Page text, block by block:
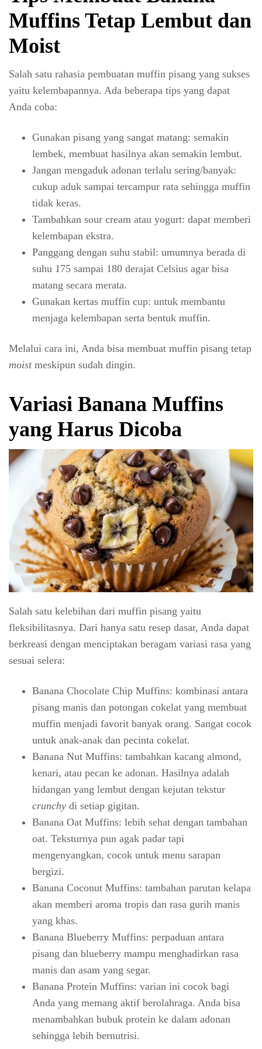
Muffins Tetap Lembut dan
Moist
Salah satu rahasia pembuatan muffin pisang yang sukses
yaitu kelembapannya. Ada beberapa tips yang dapat
Anda coba:
Gunakan pisang yang sangat matang: semakin
lembek, membuat hasilnya akan semakin lembut.
Jangan mengaduk adonan terlalu sering/banyak:
cukup aduk sampai tercampur rata sehingga muffin
tidak keras.
Tambahkan sour cream atau yogurt: dapat memberi
kelembapan ekstra.
Panggang dengan suhu stabil: umumnya berada di
suhu 175 sampai 180 derajat Celsius agar bisa
matang secara merata.
Gunakan kertas muffin cup: untuk membantu
menjaga kelembapan serta bentuk muffin.
Melalui cara ini, Anda bisa membuat muffin pisang tetap
moistmeskipun sudah dingin.
Variasi Banana Muffins
yang Harus Dicoba
Salah satu kelebihan dari muffin pisang yaitu
fleksibilitasnya. Dari hanya satu resep dasar, Anda dapat
berkreasi dengan menciptakan beragam variasi rasa yang
sesuai selera:
Banana Chocolate Chip Muffins: kombinasi antara
pisang manis dan potongan cokelat yang membuat
muffin menjadi favorit banyak orang. Sangat cocok
untuk anak-anak dan pecinta cokelat.
Banana Nut Muffins: tambahkan kacang almond,
kenari, atau pecan ke adonan. Hasilnya adalah
hidangan yang lembut dengan kejutan tekstur
crunchy di setiap gigitan.
Banana Oat Muffins: lebih sehat dengan tambahan
oat. Teksturnya pun agak padar tapi
mengenyangkan, cocok untuk menu sarapan
bergizi.
Banana Coconut Muffins: tambahan parutan kelapa
akan memberi aroma tropis dan rasa gurih manis
yang khas.
Banana Blueberry Muffins: perpaduan antara
pisang dan blueberry mampu menghadirkan rasa
manis dan asam yang segar.
Banana Protein Muffins: varian ini cocok bagi
Anda yang memang aktif berolahraga. Anda bisa
menambahkan bubuk protein ke dalam adonan
sehingga lebih bernutrisi.